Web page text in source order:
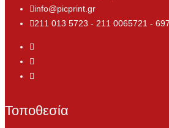
info@picprint.gr
211 013 5723 - 211 0065721 -
Τοποθεσία